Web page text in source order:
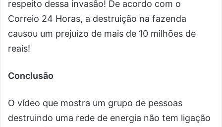
respeito dessa invasão! De acordo com o
Correio 24 Horas, a destruição na fazenda
causou um prejuízo de mais de 10 milhões de
reais!
Conclusão
O vídeo que mostra um grupo de pessoas
destruindo uma rede de energia não tem ligação